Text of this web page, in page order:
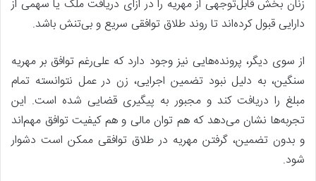
زنان بخش قابل‌توجهی از مهریه را در ازای دریافت ملک یا سهمی از
دارایی قبول کرده‌اند تا روند طلاق توافقی سریع و بی‌تنش باشد.
از سوی دیگر، پرونده‌هایی نیز وجود دارد که علی‌رغم توافق بر مهریه
سنگین، به دلیل نبود تضمین اجرایی، زن در عمل نتوانسته تمام
مبلغ را دریافت کند و مجبور به پیگیری قضایی شده است. این
تجربه‌ها نشان می‌دهد که هم توان مالی و هم کیفیت توافق مهم‌اند
و بدون تضمین، گرفتن مهریه در طلاق توافقی ممکن است دشوار
شود.